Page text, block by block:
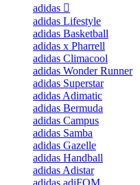
adidas
adidas Lifestyle
adidas Basketball
adidas x Pharrell
adidas Climacool
adidas Wonder Runner
adidas Superstar
adidas Adimatic
adidas Bermuda
adidas Campus
adidas Samba
adidas Gazelle
adidas Handball
adidas Adistar
adidas adiFOM